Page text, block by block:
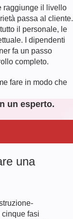
raggiunge il livello
passa al cliente.
il personale, le
I dipendenti
fa un passo
completo.
fare in modo che
un esperto.
una
fasi